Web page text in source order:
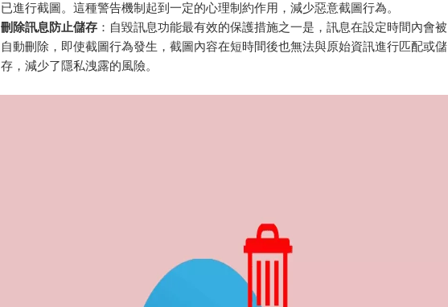
已進行截圖。這種警告機制起到一定的心理制約作用，減少惡意截圖行為。
刪除訊息防止儲存 ：自毀訊息功能最有效的保護措施之一是，訊息在設定時間內會被
自動刪除，即使截圖行為發生，截圖內容在短時間後也無法與原始資訊進行匹配或儲
存，減少了隱私洩露的風險。